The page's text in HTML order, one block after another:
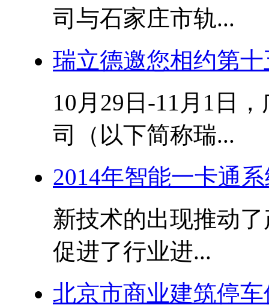
司与石家庄市轨...
瑞立德邀您相约第
10月29日-11月1日
司（以下简称瑞...
2014年智能一卡通
新技术的出现推动
促进了行业进...
北京市商业建筑停